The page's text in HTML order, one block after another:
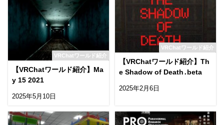
VRChatワールド紹介
【VRChatワールド紹介】Ma
y 15 2021
2025年5月10日
VRChatワールド紹介
【VRChatワールド紹介】Th
e Shadow of Death․beta
2025年2月6日